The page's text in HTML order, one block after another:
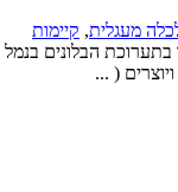
מעגלית, קיימות
הבלונים